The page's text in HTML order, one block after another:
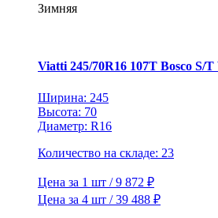
Vettore
TL
Зимняя
Viatti 245/70R16 107T Bosco S/
Ширина: 245
Высота: 70
Диаметр: R16
Количество на складе: 23
Цена за 1 шт / 9 872 ₽
Цена за 4 шт / 39 488 ₽